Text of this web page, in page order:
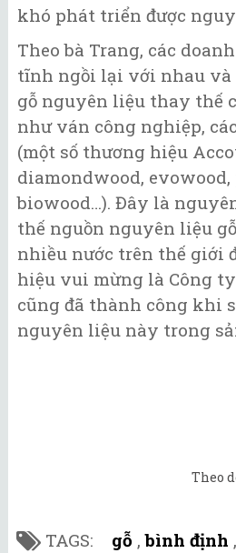
khó phát triển được
Theo bà Trang, các
tĩnh ngồi lại với nhau
gỗ nguyên liệu thay thế
như ván công nghiệp,
(một số thương hiệu
diamondwood,
biowood…). Đây là
thế nguồn nguyên liệu
nhiều nước trên thế giới
hiệu vui mừng là Công ty
cũng đã thành công khi
nguyên liệu này trong
Theo
TAGS: gỗ ,bình định ,